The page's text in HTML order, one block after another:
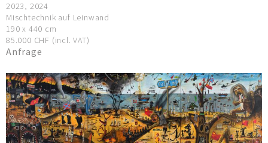
2023, 2024
Mischtechnik auf Leinwand
190 x 440 cm
85.000 CHF (incl. VAT)
Anfrage